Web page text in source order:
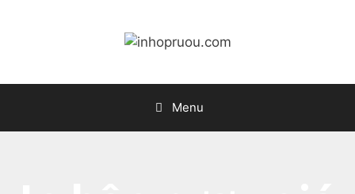
Menu